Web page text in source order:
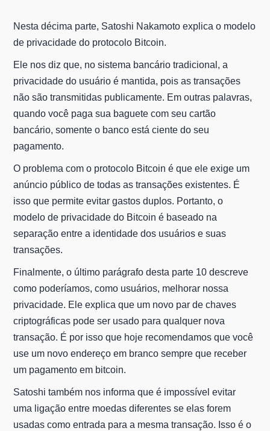
Nesta décima parte, Satoshi Nakamoto explica o modelo
de privacidade do protocolo Bitcoin.
Ele nos diz que, no sistema bancário tradicional, a
privacidade do usuário é mantida, pois as transações
não são transmitidas publicamente. Em outras palavras,
quando você paga sua baguete com seu cartão
bancário, somente o banco está ciente do seu
pagamento.
O problema com o protocolo Bitcoin é que ele exige um
anúncio público de todas as transações existentes. É
isso que permite evitar gastos duplos. Portanto, o
modelo de privacidade do Bitcoin é baseado na
separação entre a identidade dos usuários e suas
transações.
Finalmente, o último parágrafo desta parte 10 descreve
como poderíamos, como usuários, melhorar nossa
privacidade. Ele explica que um novo par de chaves
criptográficas pode ser usado para qualquer nova
transação. É por isso que hoje recomendamos que você
use um novo endereço em branco sempre que receber
um pagamento em bitcoin.
Satoshi também nos informa que é impossível evitar
uma ligação entre moedas diferentes se elas forem
usadas como entrada para a mesma transação. Isso é o